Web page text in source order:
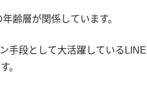
齢層が関係しています。
手段として大活躍しているLINE
。